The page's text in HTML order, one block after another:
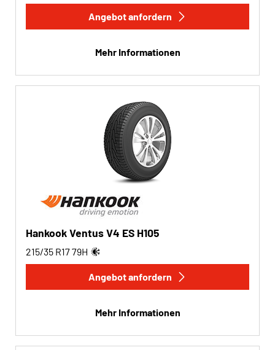
Run-flat
Run-flat (0)
Keine Run-flat (3)
Angebot anfordern
Mehr Informationen
Hankook Ventus V4 ES H105
215/35 R1779H
Angebot anfordern
Mehr Informationen